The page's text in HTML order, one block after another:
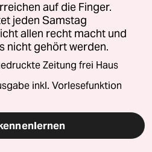
auf die Finger.
jeden Samstag
allen recht macht und
nicht gehört werden.
Zeitung frei Haus
inkl. Vorlesefunktion